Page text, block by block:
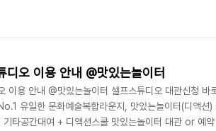
으면 너나 할것 없이 대표님께 질문을 쏟아냅니다. 대표
은 단체 사진으로나마 달랬습니다. 앞으로 1년동안 열
디오 이용 안내 @맛있는놀이터
이용 안내 @맛있는놀이터 셀프스튜디오 대관신청 바
유일한 문화예술복합라운지, 맛있는놀이터(디액션)
기타공간대여 + 디액션스쿨 맛있는놀이터 대관 or